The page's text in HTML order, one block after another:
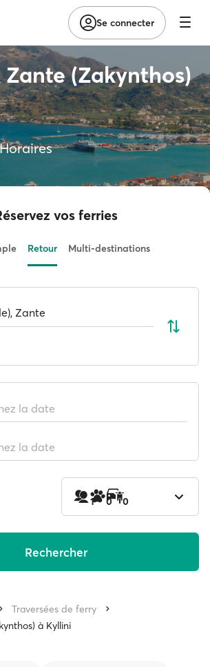
Se connecter
(Zakynthos)
vos ferries
Retour Multi-destinations
la date
la date
1 0 0
Rechercher
Traversées de ferry
à Kyllini